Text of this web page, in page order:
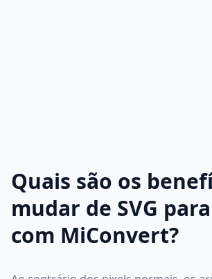
Quais são os
mudar de SVG para
com MiConvert?